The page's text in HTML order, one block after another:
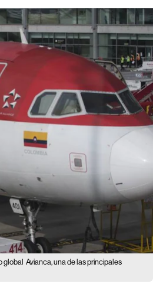
global Avianca, una de las principales